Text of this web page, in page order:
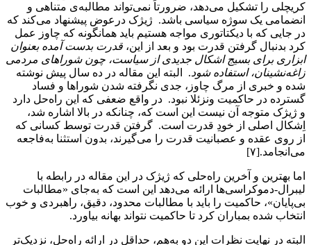
کریچلی را تشکیل می‌دهد، ضرورتاً نمی‌تواند مطالبه‌ی متناهی و
انضمامی یک سوژه سیاسی باشد. ژیژک درعوض پیشنهاد می‌کند که
در جایی که با دیکتاتوری مواجه هستیم باید همانگونه که چاوز عمل
کرد بدنبال گرفتن قدرت بود و بعد از این، قدرت بدست آمده بعنوان
ابزاری برای بسیج اشکال جدیدی از سیاست، چون شوراهای مردمی
زاغه‌نشینان، استفاده شود. البته این مقاله در ده سال پیش نوشته
شده و خبری از مرگ چاوز، جدی نگرفته شدن شوراها و فساد
گسترده در حاکمیت ونزئلا نبود. در واقع ضعفی که این راه‌حل دارد
و ژیژک متوجه آن نیست این است که، چنانکه در بالا اشاره شد،
اِشکال اصلی از خودِ قدرت است. گرفتن قدرت توسط کسانی که
از روی عقده و عصبانیت قدرت را می‌گیرند، بدون استثنا به‌فاجعه
می‌انجامد.[۷]
اما بهترین و آخرین راه‌حلی که ژیژک در این مقاله در رابطه با
لیبرال-دموکراسی‌ها ارائه می‌دهد این است که به‌جای «مطالبات
بی‌پایان»، حاکمیت را باید با مطالبات محدود، دقیق، راهبردی و خوب
انتخاب شده بمباران کرد تا حاکمیت نتواند بهانه بیاورد.
البته در نهایت نظرات این دو به‌هم، حداقل در ارائه راه‌حل، نزدیک‌تر